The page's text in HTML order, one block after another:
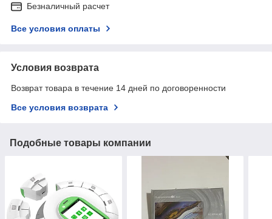
Безналичный расчет
Все условия оплаты
Условия возврата
Возврат товара в течение 14 дней по договоренности
Все условия возврата
Подобные товары компании